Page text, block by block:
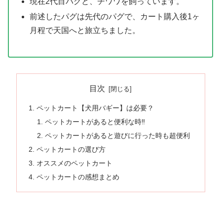
前述したパグは先代のパグで、カート購入後1ヶ
月程で天国へと旅立ちました。
目次
ペットカート【犬用バギー】は必要？
ペットカートがあると便利な時‼︎
ペットカートがあると遊びに行った時も超便利
ペットカートの選び方
オススメのペットカート
ペットカートの感想まとめ